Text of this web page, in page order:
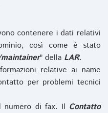
contenere i dati relativi
così come è stato
" della LAR.
relative ai name
per problemi tecnici
numero di fax. Il Contatto